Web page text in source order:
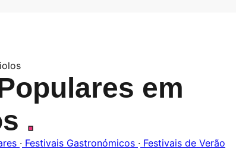
em
.
· Festivais Gastronómicos · Festivais de Verão